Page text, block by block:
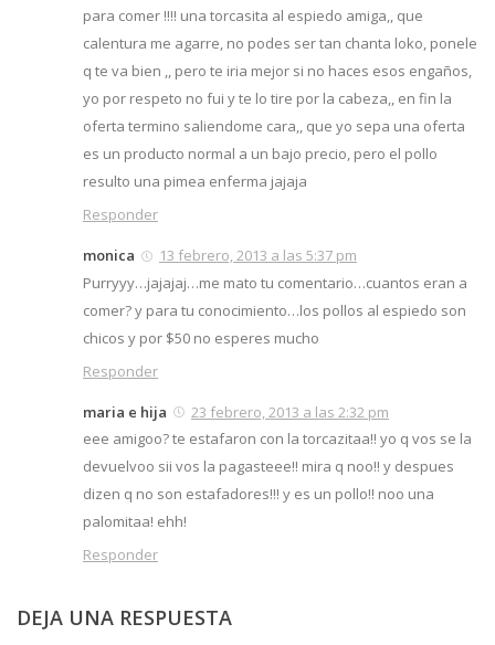
para comer !!!! una torcasita al espiedo amiga,, que
calentura me agarre, no podes ser tan chanta loko, ponele
q te va bien ,, pero te iria mejor si no haces esos engaños,
yo por respeto no fui y te lo tire por la cabeza,, en fin la
oferta termino saliendome cara,, que yo sepa una oferta
es un producto normal a un bajo precio, pero el pollo
resulto una pimea enferma jajaja
Responder
monica
13 febrero, 2013 a las 5:37 pm
Purryyy…jajajaj…me mato tu comentario…cuantos eran a
comer? y para tu conocimiento…los pollos al espiedo son
chicos y por $50 no esperes mucho
Responder
maria e hija
23 febrero, 2013 a las 2:32 pm
eee amigoo? te estafaron con la torcazitaa!! yo q vos se la
devuelvoo sii vos la pagasteee!! mira q noo!! y despues
dizen q no son estafadores!!! y es un pollo!! noo una
palomitaa! ehh!
Responder
DEJA UNA RESPUESTA